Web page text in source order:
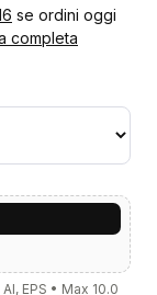
se ordini oggi
completa
EPS • Max 10.0